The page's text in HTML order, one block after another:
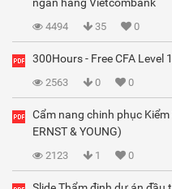
4494 35 0
300Hours - Free CFA Level
2563 0 0
Cẩm nang chinh phục Kiểm
ERNST & YOUNG)
2123 1 0